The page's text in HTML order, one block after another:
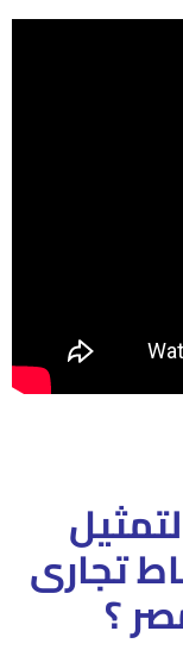
تجارى
؟